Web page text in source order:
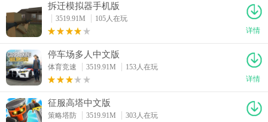
拆迁模拟器手机版
3519.91M
105人在玩
详情
停车场多人中文版
体育竞速 3519.91M
153人在玩
详情
征服高塔中文版
策略塔防 3519.91M
303人在玩